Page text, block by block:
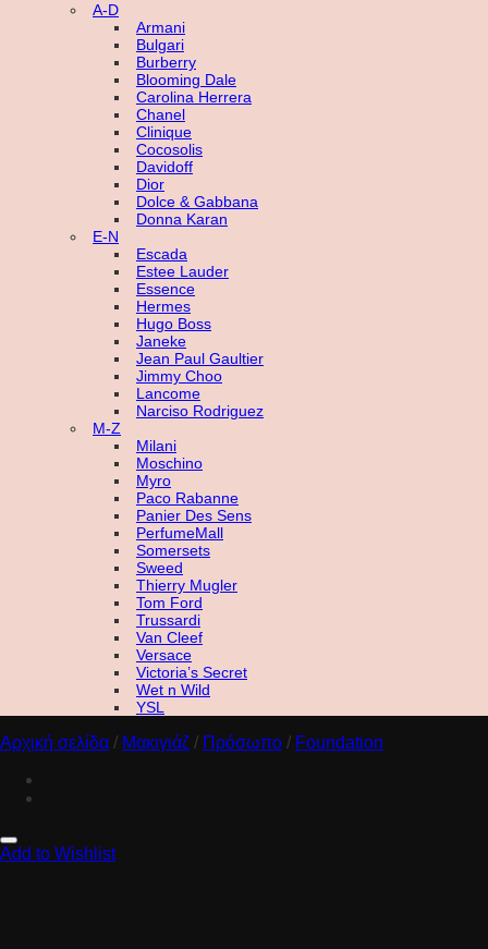
A-D
Armani
Bulgari
Burberry
Blooming Dale
Carolina Herrera
Chanel
Clinique
Cocosolis
Davidoff
Dior
Dolce & Gabbana
Donna Karan
E-N
Escada
Estee Lauder
Essence
Hermes
Hugo Boss
Janeke
Jean Paul Gaultier
Jimmy Choo
Lancome
Narciso Rodriguez
M-Z
Milani
Moschino
Myro
Paco Rabanne
Panier Des Sens
PerfumeMall
Somersets
Sweed
Thierry Mugler
Tom Ford
Trussardi
Van Cleef
Versace
Victoria’s Secret
Wet n Wild
YSL
Αρχική σελίδα / Μακιγιάζ / Πρόσωπο / Foundation
Add to Wishlist